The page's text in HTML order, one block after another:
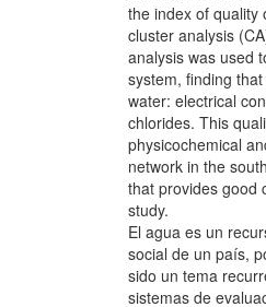
the index of quality
cluster analysis
analysis was used
system, finding
water: electrical
chlorides. This
physicochemical
network in the
that provides good
study.
El agua es un
social de un país,
sido un tema
sistemas de